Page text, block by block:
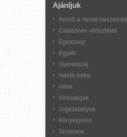
Ajánljuk
Amiről a nevek beszélnek
Családnév változtatás
Egészség
Egyéb
Gyerekszáj
Hétről-hétre
Hírek
Hírességek
Jogszabályok
Könyvajánló
Tanácsok